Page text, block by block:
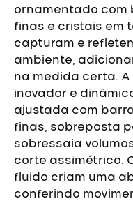
ornamentado com
finas e cristais em
capturam e
ambiente,
na medida certa. A
inovador e
ajustada com
finas, sobreposta
sobressaia
corte assimétrico.
fluido criam uma
conferindo